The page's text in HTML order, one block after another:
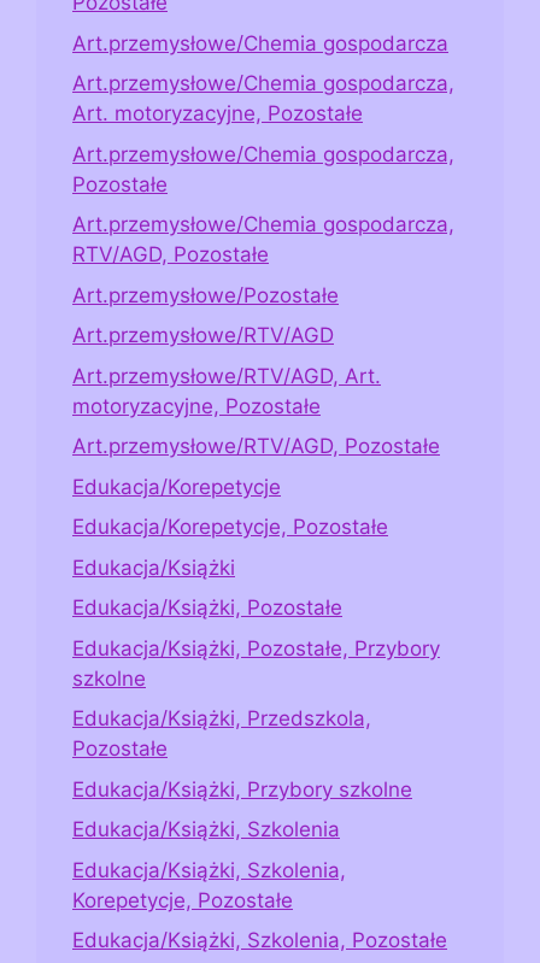
Art.przemysłowe/Chemia gospodarcza
Art.przemysłowe/Chemia gospodarcza,
Art. motoryzacyjne, Pozostałe
Art.przemysłowe/Chemia gospodarcza,
Pozostałe
Art.przemysłowe/Chemia gospodarcza,
RTV/AGD, Pozostałe
Art.przemysłowe/Pozostałe
Art.przemysłowe/RTV/AGD
Art.przemysłowe/RTV/AGD, Art.
motoryzacyjne, Pozostałe
Art.przemysłowe/RTV/AGD, Pozostałe
Edukacja/Korepetycje
Edukacja/Korepetycje, Pozostałe
Edukacja/Książki
Edukacja/Książki, Pozostałe
Edukacja/Książki, Pozostałe, Przybory
szkolne
Edukacja/Książki, Przedszkola,
Pozostałe
Edukacja/Książki, Przybory szkolne
Edukacja/Książki, Szkolenia
Edukacja/Książki, Szkolenia,
Korepetycje, Pozostałe
Edukacja/Książki, Szkolenia, Pozostałe